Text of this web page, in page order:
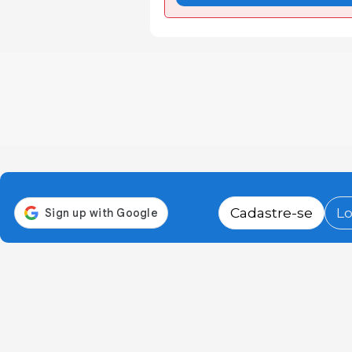
Cadastre-se